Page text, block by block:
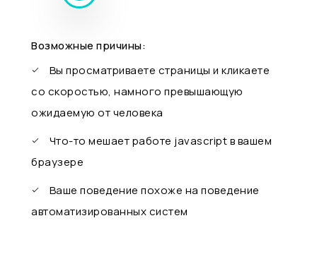
Возможные причины:
Вы просматриваете страницы и кликаете
со скоростью, намного превышающую
ожидаемую от человека
Что-то мешает работе javascript в вашем
браузере
Ваше поведение похоже на поведение
автоматизированных систем